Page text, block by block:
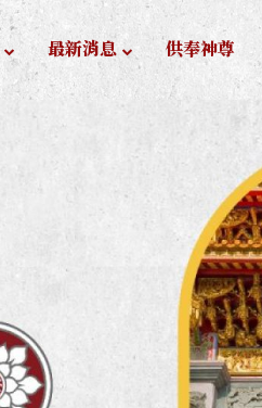
最新消息 供奉神尊